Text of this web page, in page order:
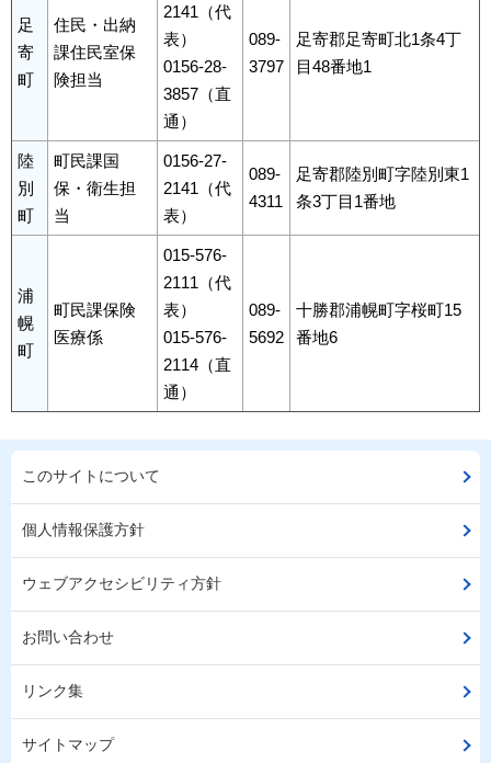
足
寄
町
住民・出納
課住民室保
険担当
2141（代
表）
0156-28-
3857（直
通）
089-
3797
足寄郡足寄町北1条4丁
目48番地1
陸
別
町
町民課国
保・衛生担
当
0156-27-
2141（代
表）
089-
4311
足寄郡陸別町字陸別東1
条3丁目1番地
浦
幌
町
町民課保険
医療係
015-576-
2111（代
表）
015-576-
2114（直
通）
089-
5692
十勝郡浦幌町字桜町15
番地6
このサイトについて
個人情報保護方針
ウェブアクセシビリティ方針
お問い合わせ
リンク集
サイトマップ